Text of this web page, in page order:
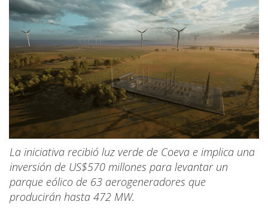
La iniciativa recibió luz verde de Coeva e implica una
inversión de US$570 millones para levantar un
parque eólico de 63 aerogeneradores que
producirán hasta 472 MW.